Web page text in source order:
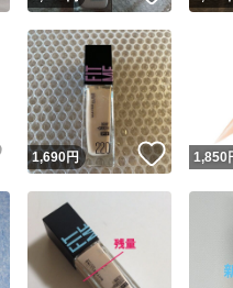
スピード発送
安心発送 この
いいね！
1,690円 いいね
1,850